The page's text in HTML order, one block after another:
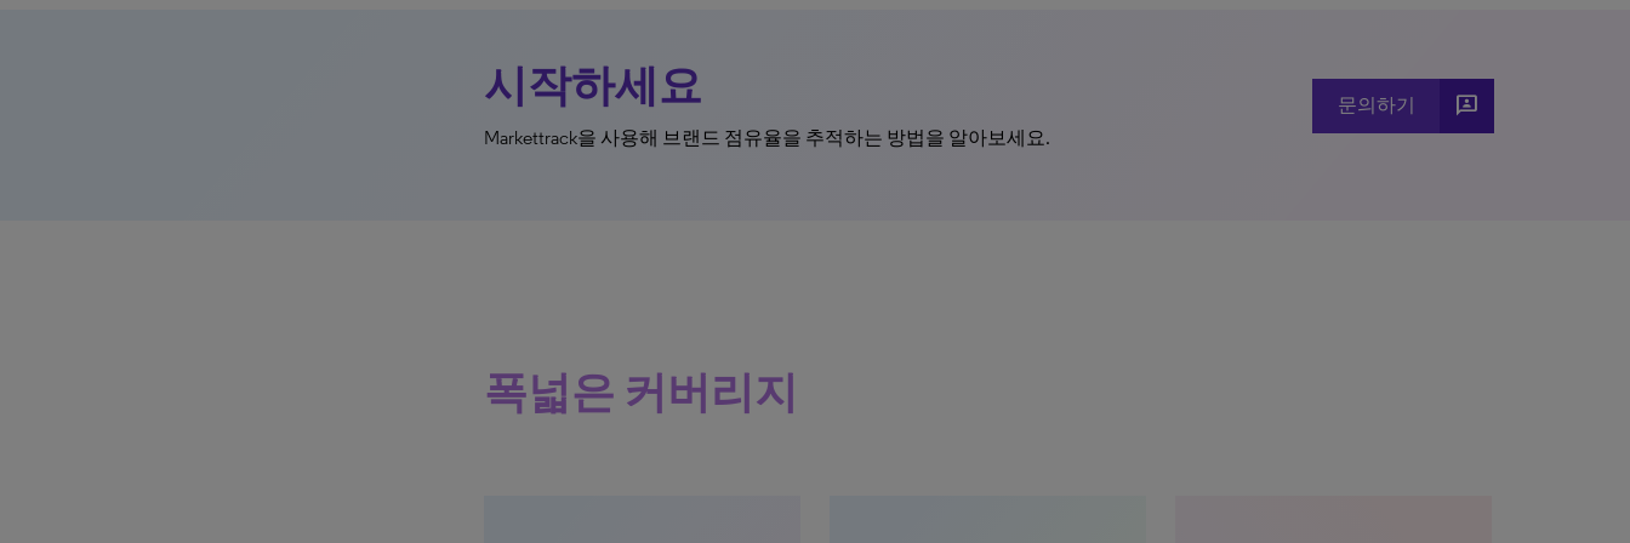
시작하세요
Markettrack을 사용해 브랜드 점유율을 추적하는 방법을 알아보세요.
문의하기 3p
폭넓은 커버리지